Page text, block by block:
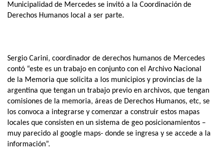
Municipalidad de Mercedes se invitó a la Coordinación de
Derechos Humanos local a ser parte.
Sergio Carini, coordinador de derechos humanos de Mercedes
contó “este es un trabajo en conjunto con el Archivo Nacional
de la Memoria que solicita a los municipios y provincias de la
argentina que tengan un trabajo previo en archivos, que tengan
comisiones de la memoria, áreas de Derechos Humanos, etc, se
los convoca a integrarse y comenzar a construir estos mapas
locales que consisten en un sistema de geo posicionamientos –
muy parecido al google maps- donde se ingresa y se accede a la
información”.